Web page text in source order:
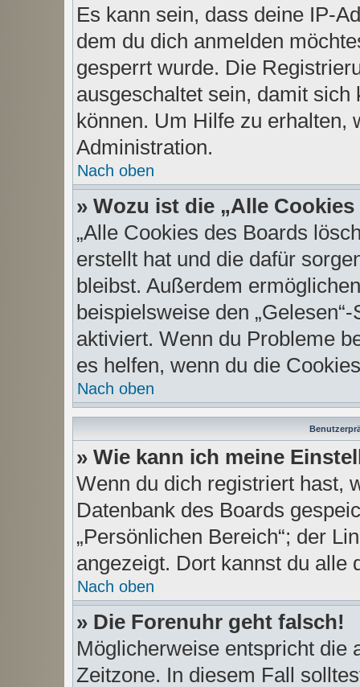
Es kann sein, dass deine IP-
dem du dich anmelden
gesperrt wurde. Die
ausgeschaltet sein, damit
können. Um Hilfe zu erhalten,
Administration.
Nach oben
» Wozu ist die „Alle
„Alle Cookies des Boards
erstellt hat und die dafür
bleibst. Außerdem
beispielsweise den
aktiviert. Wenn du Probleme
es helfen, wenn du die
Nach oben
» Wie kann ich meine
Wenn du dich registriert hast,
Datenbank des Boards
„Persönlichen Bereich“; der
angezeigt. Dort kannst du alle
Nach oben
» Die Forenuhr geht falsch!
Möglicherweise entspricht die
Zeitzone. In diesem Fall